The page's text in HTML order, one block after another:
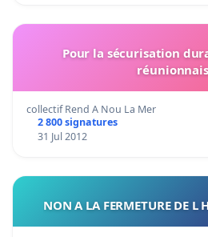
Pour la sécurisation
collectif Rend A Nou La Mer
2 800 signatures
31 Jul 2012
NON A LA FERMETURE DE L